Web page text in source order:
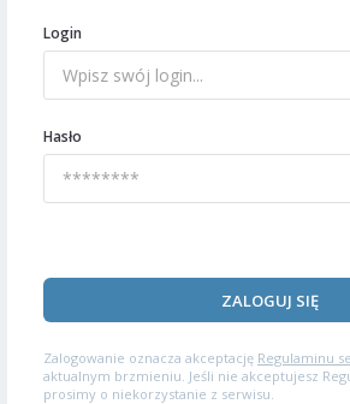
Login
Hasło
ZALOGUJ SIĘ
Zalogowanie oznacza akceptację Regulaminu
aktualnym brzmieniu. Jeśli nie akceptujesz
prosimy o niekorzystanie z serwisu.